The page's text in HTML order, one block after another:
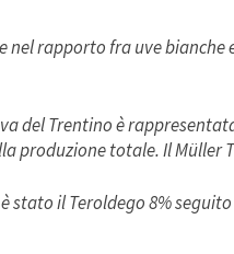
rapporto fra uve bianche
del Trentino è
produzione totale. Il Müller
stato il Teroldego 8%